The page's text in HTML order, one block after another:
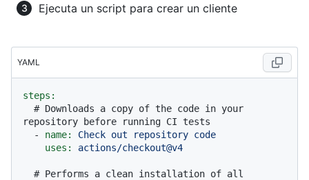
Ejecuta un script para crear un cliente
YAML
steps:
# Downloads a copy of the code in your
repository before running CI tests
-
name: Check out repository code
uses:
actions/checkout@v4
# Performs a clean installation of all